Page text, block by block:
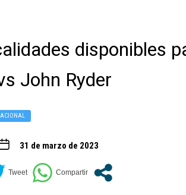
disponibles
John Ryder
31 de marzo de 2023